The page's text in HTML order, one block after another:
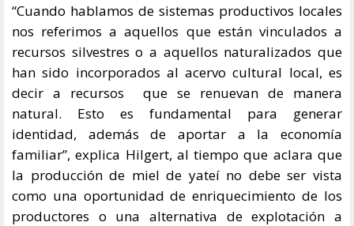
“Cuando hablamos de sistemas productivos locales
nos referimos a aquellos que están vinculados a
recursos silvestres o a aquellos naturalizados que
han sido incorporados al acervo cultural local, es
decir a recursos que se renuevan de manera
natural. Esto es fundamental para generar
identidad, además de aportar a la economía
familiar”, explica Hilgert, al tiempo que aclara que
la producción de miel de yateí no debe ser vista
como una oportunidad de enriquecimiento de los
productores o una alternativa de explotación a